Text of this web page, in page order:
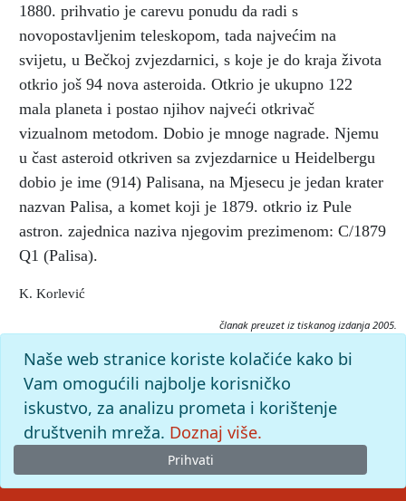
1880. prihvatio je carevu ponudu da radi s
novopostavljenim teleskopom, tada najvećim na
svijetu, u Bečkoj zvjezdarnici, s koje je do kraja života
otkrio još 94 nova asteroida. Otkrio je ukupno 122
mala planeta i postao njihov najveći otkrivač
vizualnom metodom. Dobio je mnoge nagrade. Njemu
u čast asteroid otkriven sa zvjezdarnice u Heidelbergu
dobio je ime (914) Palisana, na Mjesecu je jedan krater
nazvan Palisa, a komet koji je 1879. otkrio iz Pule
astron. zajednica naziva njegovim prezimenom: C/1879
Q1 (Palisa).
K. Korlević
članak preuzet iz tiskanog izdanja 2005.
Citiranje:
Istarska enciklopedija (2005), mrežno izdanje.
Leksikografski zavod Miroslav Krleža, 2026. Pristupljeno
9.8.2026. <https://istra.lzmk.hr/clanak/palisa-johann>.
Naše web stranice koriste kolačiće kako bi
Vam omogućili najbolje korisničko
iskustvo, za analizu prometa i korištenje
društvenih mreža. Doznaj više.
Prihvati
© 2026Leksikografski zavodMiroslav Krleža